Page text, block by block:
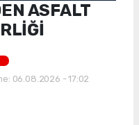
ASFALT
06.08.2026 - 17:02